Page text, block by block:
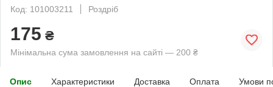
Код: 101003211
Роздріб
175 ₴
Мінімальна сума замовлення на сайті — 200 ₴
Опис Характеристики Доставка Оплата Умови